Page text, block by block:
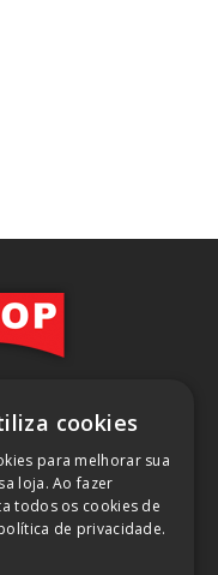
no CNPJ/MF sob o nº
na Rua Kanebo, nº 175,
13213-090
MAIS)
cookies
para melhorar sua
loja. Ao fazer
todos os cookies de
de privacidade.